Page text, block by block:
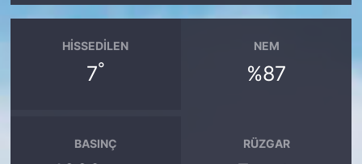
HISSEDILEN
7°
NEM
%87
BASINÇ RÜZGAR